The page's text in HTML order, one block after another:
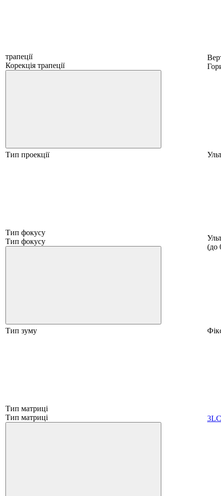
трапеції
Корекція трапеції
Тип проекції
Тип фокусу
Тип фокусу
(до
Тип зуму
Тип матриці
Тип матриці